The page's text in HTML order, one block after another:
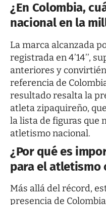
¿En Colombia,
nacional en la
La marca alcanzada
registrada en 4’14’’,
anteriores y
referencia de
resultado resalta la
atleta zipaquireño,
la lista de figuras que
atletismo nacional.
¿Por qué es
para el atletismo
Más allá del récord,
presencia de